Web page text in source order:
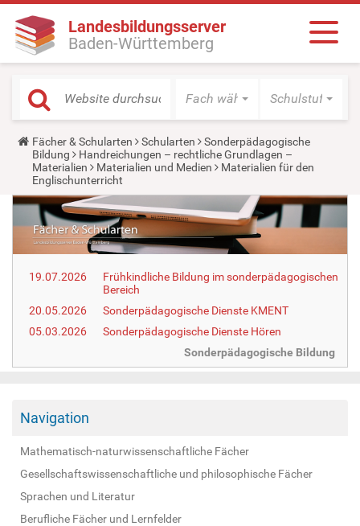
Landesbildungsserver
Baden-Württemberg
Fach wählen Schulstufe
Y
o
u
a
r
e
e
r
e
Fächer & Schularten Schularten
Sonderpädagogische
Bildung
Handreichungen – rechtliche Grundlagen –
Materialien
Materialien und Medien
Materialien für den
Englischunterricht
19.07.2026
Frühkindliche Bildung im sonderpädagogischen
Bereich
20.05.2026
Sonderpädagogische Dienste KMENT
05.03.2026
Sonderpädagogische Dienste Hören
Sonderpädagogische Bildung
Navigation
Mathematisch-naturwissenschaftliche Fächer
Gesellschaftswissenschaftliche und philosophische Fächer
Sprachen und Literatur
Berufliche Fächer und Lernfelder